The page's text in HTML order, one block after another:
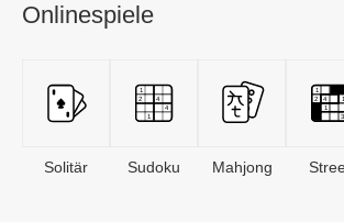
Onlinespiele
Solitär Sudoku Mahjong